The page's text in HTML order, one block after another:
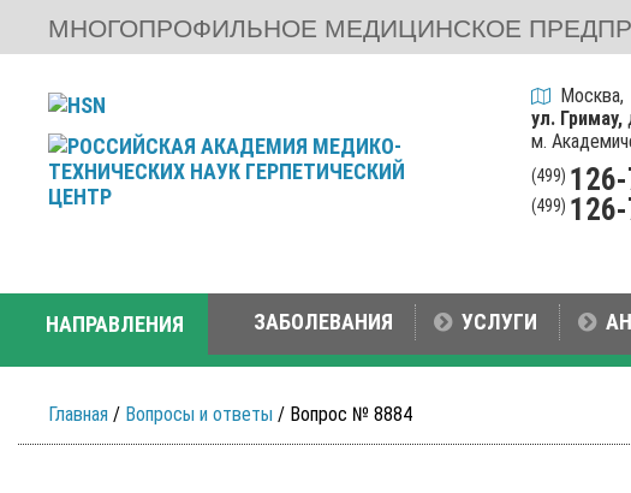
МНОГОПРОФИЛЬНОЕ МЕДИЦИНСКОЕ
Москва,
ул. Гримау,
м.
(499)
(499)
НАПРАВЛЕНИЯ ЗАБОЛЕВАНИЯ УСЛУГИ
Главная / Вопросы и ответы / Вопрос № 8884